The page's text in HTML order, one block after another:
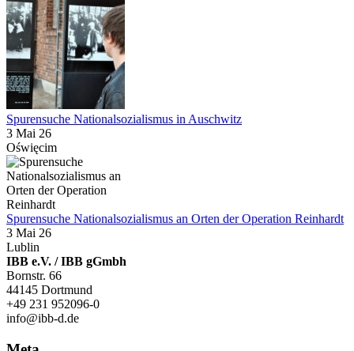
Spurensuche Nationalsozialismus in Auschwitz
3 Mai 26
Oświęcim
Spurensuche Nationalsozialismus an Orten der Operation Reinhardt
3 Mai 26
Lublin
IBB e.V. / IBB gGmbh
Bornstr. 66
44145 Dortmund
+49 231 952096-0
info@ibb-d.de